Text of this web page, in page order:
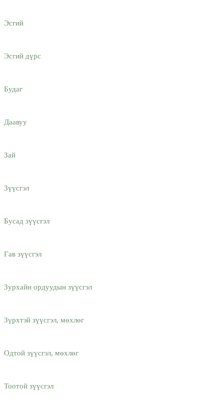
Эсгий
Эсгий дүрс
Будаг
Даавуу
Зай
Зүүсгэл
Бусад зүүсгэл
Гав зүүсгэл
Зурхайн ордуудын зүүсгэл
Зүрхтэй зүүсгэл, мөхлөг
Одтой зүүсгэл, мөхлөг
Тоотой зүүсгэл